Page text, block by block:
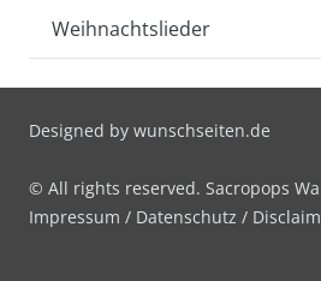
Weihnachtslieder
Designed by wunschseiten.de
© All rights reserved. Sacropops
Impressum / Datenschutz /